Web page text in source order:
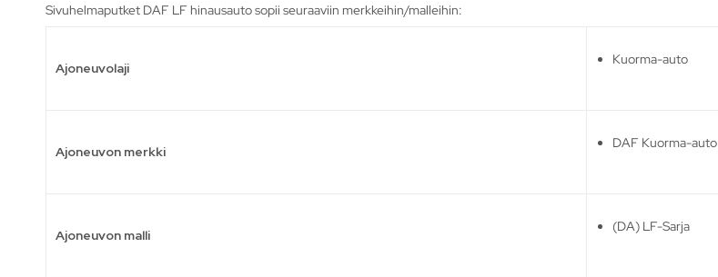
Sivuhelmaputket DAF LF hinausauto sopii seuraaviin merkkeihin/malleihin:
Ajoneuvolaji
Kuorma-auto
Ajoneuvon merkki
DAF Kuorma-auto
Ajoneuvon malli
(DA) LF-Sarja